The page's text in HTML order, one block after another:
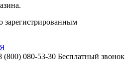
зарегистрированным